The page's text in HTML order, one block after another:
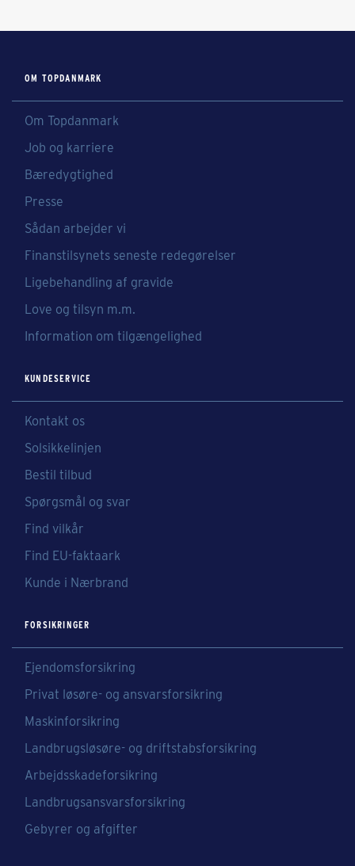
OM TOPDANMARK
Om Topdanmark
Job og karriere
Bæredygtighed
Presse
Sådan arbejder vi
Finanstilsynets seneste redegørelser
Ligebehandling af gravide
Love og tilsyn m.m.
Information om tilgængelighed
KUNDESERVICE
Kontakt os
Solsikkelinjen
Bestil tilbud
Spørgsmål og svar
Find vilkår
Find EU-faktaark
Kunde i Nærbrand
FORSIKRINGER
Ejendomsforsikring
Privat løsøre- og ansvarsforsikring
Maskinforsikring
Landbrugsløsøre- og driftstabsforsikring
Arbejdsskadeforsikring
Landbrugsansvarsforsikring
Gebyrer og afgifter